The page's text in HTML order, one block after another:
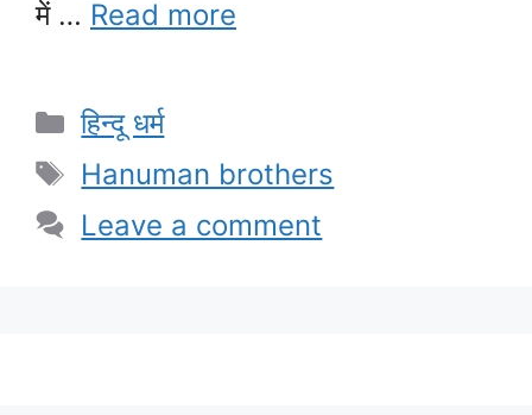
में … Read more
Categories
हिन्दू धर्म
Tags
Hanuman brothers
Leave a comment